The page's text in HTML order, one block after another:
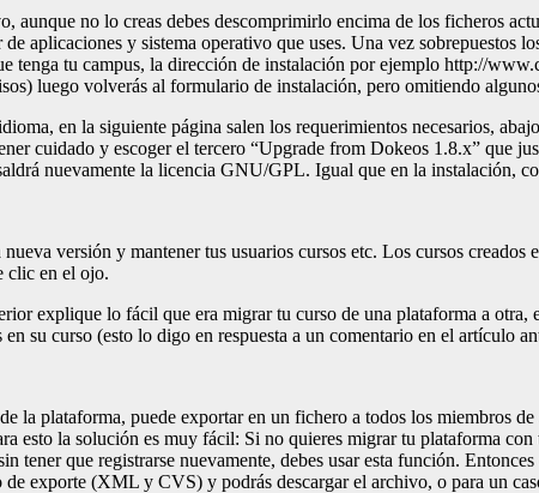
aunque no lo creas debes descomprimirlo encima de los ficheros
aplicaciones y sistema operativo que uses. Una vez sobrepuestos
tenga tu campus, la dirección de instalación por ejemplo http://
luego volverás al formulario de instalación, pero omitiendo
en la siguiente página salen los requerimientos necesarios,
cuidado y escoger el tercero “Upgrade from Dokeos 1.8.x” que
nuevamente la licencia GNU/GPL. Igual que en la instalación,
versión y mantener tus usuarios cursos etc. Los cursos
clic en el ojo.
explique lo fácil que era migrar tu curso de una plataforma a
su curso (esto lo digo en respuesta a un comentario en el artículo
la plataforma, puede exportar en un fichero a todos los miembros
esto la solución es muy fácil: Si no quieres migrar tu plataforma
tener que registrarse nuevamente, debes usar esta función. Entonces
exporte (XML y CVS) y podrás descargar el archivo, o para un